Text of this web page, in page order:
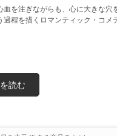
血を注ぎながらも、心に大きな
過程を描くロマンティック・コメ
読む